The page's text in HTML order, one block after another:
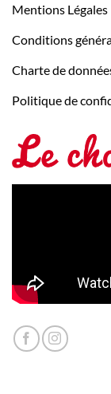
Mentions Légales
Conditions
Charte de
Politique de